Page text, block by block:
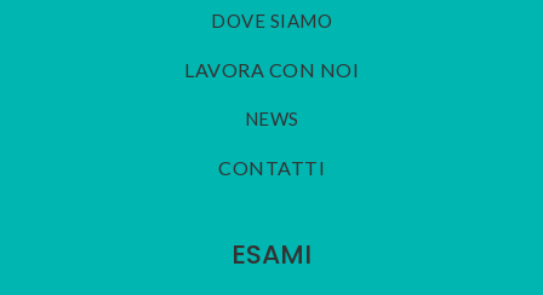
DOVE SIAMO
LAVORA CON NOI
NEWS
CONTATTI
ESAMI